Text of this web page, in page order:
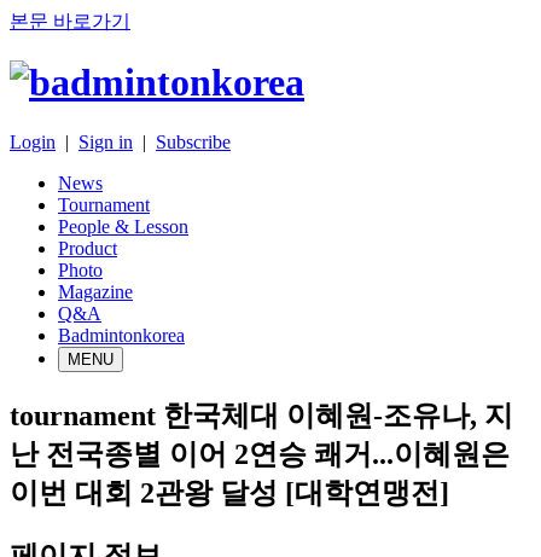
본문 바로가기
Login | Sign in | Subscribe
News
Tournament
People & Lesson
Product
Photo
Magazine
Q&A
Badmintonkorea
MENU
tournament 한국체대 이혜원-조유나, 지
난 전국종별 이어 2연승 쾌거...이혜원은
이번 대회 2관왕 달성 [대학연맹전]